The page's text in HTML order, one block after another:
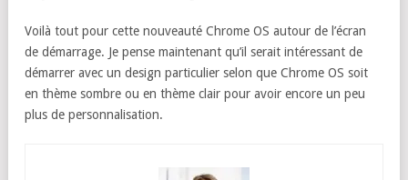
Voilà tout pour cette nouveauté Chrome OS autour de l’écran
de démarrage. Je pense maintenant qu’il serait intéressant de
démarrer avec un design particulier selon que Chrome OS soit
en thème sombre ou en thème clair pour avoir encore un peu
plus de personnalisation.